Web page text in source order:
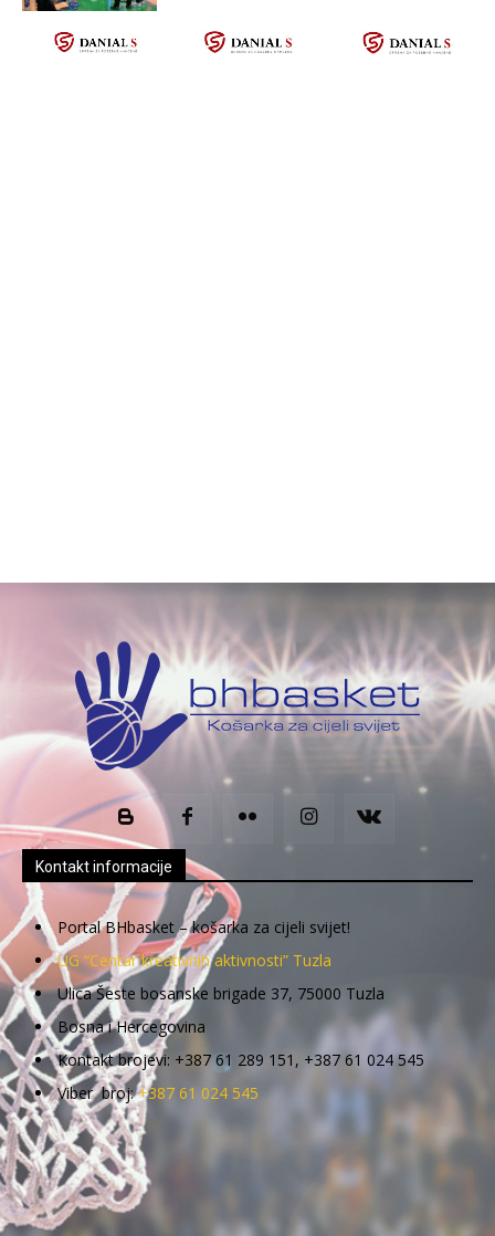
Kontakt informacije
Portal BHbasket – košarka za cijeli svijet!
UG “Centar kreativnih aktivnosti” Tuzla
Ulica Šeste bosanske brigade 37, 75000 Tuzla
Bosna i Hercegovina
Kontakt brojevi: +387 61 289 151, +387 61 024 545
Viber broj:+387 61 024 545